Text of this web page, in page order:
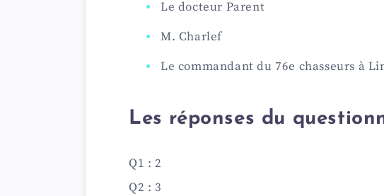
Le docteur Parent
M. Charlef
Le commandant du 76e chasseurs à
Les réponses du
Q1 : 2
Q2 : 3